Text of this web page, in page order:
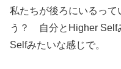
私たちが後ろにいるって
う？ 自分とHigher Self
Selfみたいな感じで。